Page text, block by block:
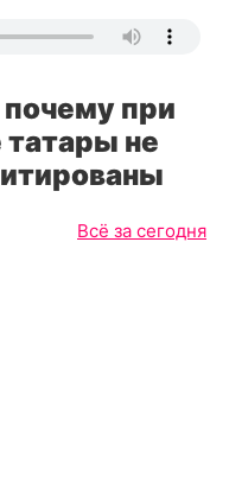
при
не
Всё за сегодня